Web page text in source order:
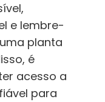
e lembre-
planta
é
acesso a
para